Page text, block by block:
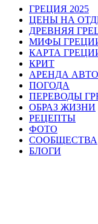
ГРЕЦИЯ 2025
ЦЕНЫ НА
ДРЕВНЯЯ
МИФЫ
КАРТА
КРИТ
АРЕНДА АВТО
ПОГОДА
ПЕРЕВОДЫ
ОБРАЗ ЖИЗНИ
РЕЦЕПТЫ
ФОТО
СООБЩЕСТВА
БЛОГИ